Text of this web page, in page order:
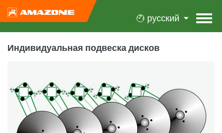
русский
Индивидуальная подвеска дисков